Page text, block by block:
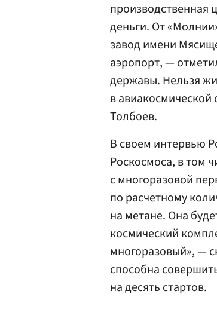
производственная
деньги. От
завод имени
аэропорт, —
державы. Нельзя
в авиакосмической
Толбоев.
В своем интервью
Роскосмоса, в том
с многоразовой
по расчетному
на метане. Она
космический
многоразовый», —
способна
на десять стартов.